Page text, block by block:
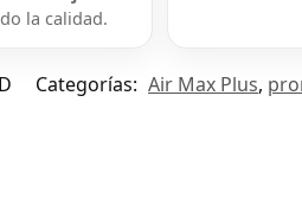
la calidad.
Categorías: Air Max Plus,